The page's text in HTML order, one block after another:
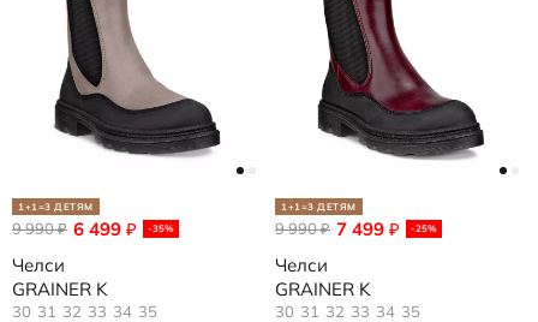
1+1=3 ДЕТЯМ
6 499 ₽ -35%
9 990₽
Челси
GRAINER K
30 31 32 33 34 35
1+1=3 ДЕТЯМ
7 499 ₽ -25%
9 990₽
Челси
GRAINER K
30 31 32 33 34 35